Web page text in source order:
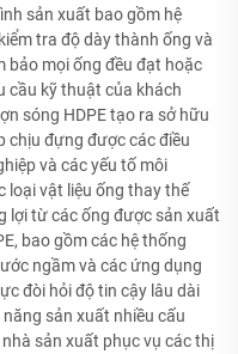
sản xuất bao gồm hệ
tra độ dày thành ống và
bảo mọi ống đều đạt hoặc
cầu kỹ thuật của khách
sóng HDPE tạo ra sở hữu
chịu đựng được các điều
và các yếu tố môi
loại vật liệu ống thay thế
lợi từ các ống được sản xuất
bao gồm các hệ thống
ngầm và các ứng dụng
đòi hỏi độ tin cậy lâu dài
sản xuất nhiều cấu
sản xuất phục vụ các thị